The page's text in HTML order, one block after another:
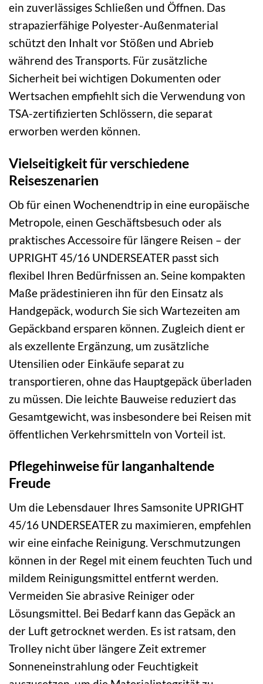
ein zuverlässiges Schließen und Öffnen. Das
strapazierfähige Polyester-Außenmaterial
schützt den Inhalt vor Stößen und Abrieb
während des Transports. Für zusätzliche
Sicherheit bei wichtigen Dokumenten oder
Wertsachen empfiehlt sich die Verwendung von
TSA-zertifizierten Schlössern, die separat
erworben werden können.
Vielseitigkeit für verschiedene
Reiseszenarien
Ob für einen Wochenendtrip in eine europäische
Metropole, einen Geschäftsbesuch oder als
praktisches Accessoire für längere Reisen – der
UPRIGHT 45/16 UNDERSEATER passt sich
flexibel Ihren Bedürfnissen an. Seine kompakten
Maße prädestinieren ihn für den Einsatz als
Handgepäck, wodurch Sie sich Wartezeiten am
Gepäckband ersparen können. Zugleich dient er
als exzellente Ergänzung, um zusätzliche
Utensilien oder Einkäufe separat zu
transportieren, ohne das Hauptgepäck überladen
zu müssen. Die leichte Bauweise reduziert das
Gesamtgewicht, was insbesondere bei Reisen mit
öffentlichen Verkehrsmitteln von Vorteil ist.
Pflegehinweise für langanhaltende
Freude
Um die Lebensdauer Ihres Samsonite UPRIGHT
45/16 UNDERSEATER zu maximieren, empfehlen
wir eine einfache Reinigung. Verschmutzungen
können in der Regel mit einem feuchten Tuch und
mildem Reinigungsmittel entfernt werden.
Vermeiden Sie abrasive Reiniger oder
Lösungsmittel. Bei Bedarf kann das Gepäck an
der Luft getrocknet werden. Es ist ratsam, den
Trolley nicht über längere Zeit extremer
Sonneneinstrahlung oder Feuchtigkeit